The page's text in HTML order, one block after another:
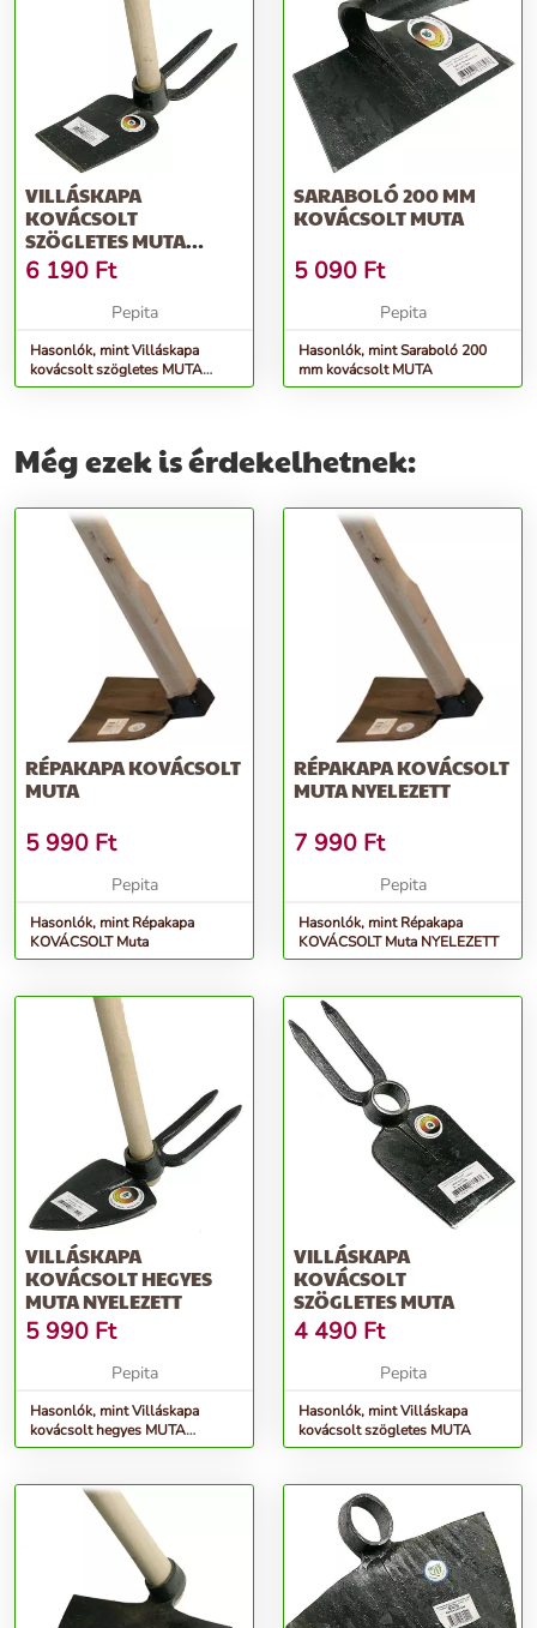
VILLÁSKAPA
KOVÁCSOLT
SZÖGLETES MUTA
NYELEZETT
6 190 Ft
Pepita
Hasonlók, mint Villáskapa
kovácsolt szögletes MUTA
NYELEZETT
SARABOLÓ 200 MM
KOVÁCSOLT MUTA
5 090 Ft
Pepita
Hasonlók, mint Saraboló 200
mm kovácsolt MUTA
Még ezek is érdekelhetnek:
RÉPAKAPA KOVÁCSOLT
MUTA
5 990 Ft
Pepita
Hasonlók, mint Répakapa
KOVÁCSOLT Muta
RÉPAKAPA KOVÁCSOLT
MUTA NYELEZETT
7 990 Ft
Pepita
Hasonlók, mint Répakapa
KOVÁCSOLT Muta NYELEZETT
VILLÁSKAPA
KOVÁCSOLT HEGYES
MUTA NYELEZETT
5 990 Ft
Pepita
Hasonlók, mint Villáskapa
kovácsolt hegyes MUTA
NYELEZETT
VILLÁSKAPA
KOVÁCSOLT
SZÖGLETES MUTA
4 490 Ft
Pepita
Hasonlók, mint Villáskapa
kovácsolt szögletes MUTA